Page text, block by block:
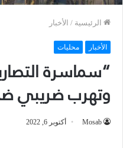
الرئيسية / الأخبار
الأخبار محليات
“سماسرة
وتهرب ضريبي
Mosab أكتوبر 6, 2022